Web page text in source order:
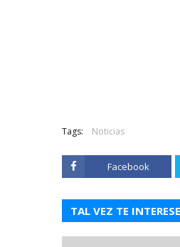
Tags: Noticias
Facebook
TAL VEZ TE